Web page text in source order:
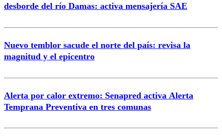
desborde del río Damas: activa mensajería SAE
Nuevo temblor sacude el norte del país: revisa la
magnitud y el epicentro
Alerta por calor extremo: Senapred activa Alerta
Temprana Preventiva en tres comunas